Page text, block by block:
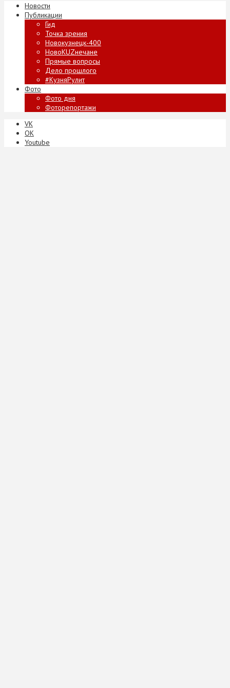
Новости
Публикации
Гид
Точка зрения
Новокузнецк-400
НовоKUZнечане
Прямые вопросы
Дело прошлого
#КузняРулит
Фото
Фото дня
Фоторепортажи
VK
ОК
Youtube